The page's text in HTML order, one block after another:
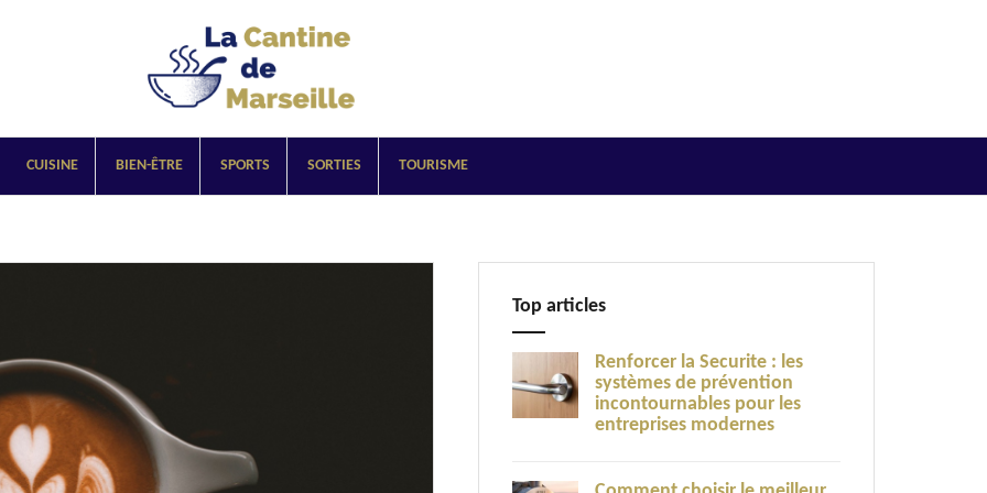
CUISINE BIEN-ÊTRE SPORTS SORTIES TOURISME
Top articles
Renforcer la Securite : les
systèmes de prévention
incontournables pour les
entreprises modernes